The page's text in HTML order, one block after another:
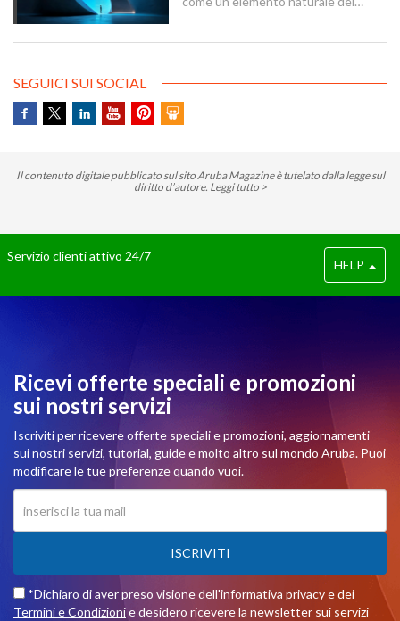
smesso di essere solo un concetto
SEGUICI SUI SOCIAL
Il contenuto digitale pubblicato sul sito Aruba Magazine è tutelato dalla legge sul
diritto d’autore. Leggi tutto >
HELP
Servizio clienti attivo 24/7
Ricevi offerte speciali e promozioni
sui nostri servizi
Iscriviti per ricevere offerte speciali e promozioni, aggiornamenti
sui nostri servizi, tutorial, guide e molto altro sul mondo Aruba. Puoi
modificare le tue preferenze quando vuoi.
ISCRIVITI
*Dichiaro di aver preso visione dell'informativa privacye dei
Termini e Condizionie desidero ricevere la newsletter sui servizi